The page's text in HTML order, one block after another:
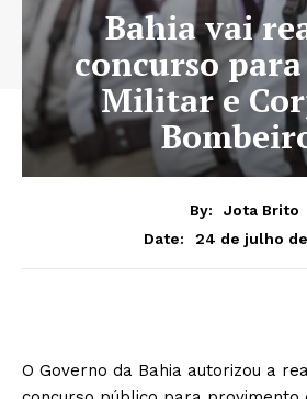
Bahia vai
concurso
Militar e
By:
Jota Brito
Date:
24 de julho
O Governo da Bahia autorizou a